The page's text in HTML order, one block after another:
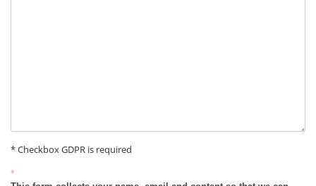
* Checkbox GDPR is required
*